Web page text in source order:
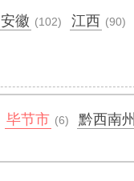
安徽 (102) 江西 (90)
毕节市 (6) 黔西南州